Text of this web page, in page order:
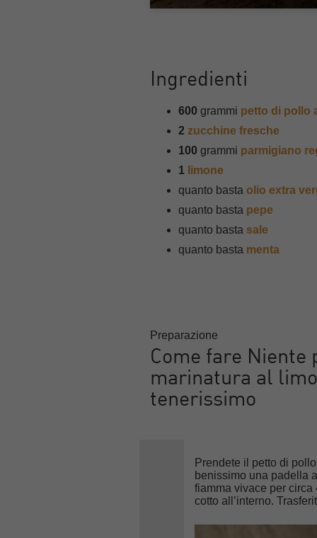
Ingredienti
600 grammi petto di pollo
2 zucchine fresche
100 grammi parmigiano
1 limone
quanto basta olio extra
quanto basta pepe
quanto basta sale
quanto basta menta
Preparazione
Come fare
marinatura al
tenerissimo
Prendete il petto di
benissimo una padella
fiamma vivace per
cotto all’interno.